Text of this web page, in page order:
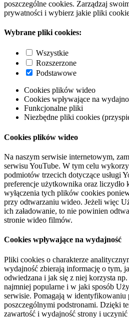
poszczególne cookies. Zarządzaj
prywatności i wybierz jakie pliki
Wybrane pliki cookies:
Wszystkie
Rozszerzone
Podstawowe
Cookies plików wideo
Cookies wpływające na
Funkcjonalne pliki
Niezbędne pliki cookies
Cookies plików wideo
Na naszym serwisie internetowym,
serwisu YouTube. W tym celu
podmiotów trzecich dotyczące usługi
preferencje użytkownika oraz
wyłączenia tych plików cookies
przy odtwarzaniu wideo. Jeżeli więc
ich załadowanie, to nie powinien
stronie wideo filmów.
Cookies wpływające na wydajność
Pliki cookies o charakterze
wydajność zbierają informację o tym,
odwiedzana i jak się z niej korzysta
najmniej popularne i w jaki sposób
serwisie. Pomagają w identyfikowaniu
poszczególnymi podstronami. Dzięki
zawartość i wydajność strony i